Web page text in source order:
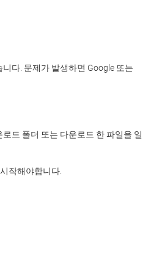
드 폴더 또는 다운로드 한 파일을 일